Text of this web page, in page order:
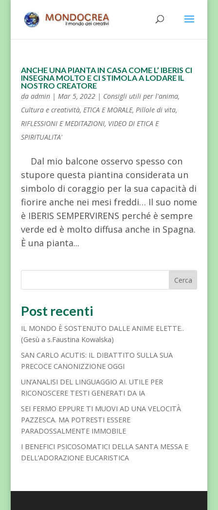
ANCHE UNA PIANTA IN CASA COME L’ IBERIS CI
INSEGNA MOLTO E CI STIMOLA A LODARE IL
NOSTRO CREATORE
da admin| Mar 5, 2022| Consigli utili per l'anima,
Cultura e creatività, ETICA E MORALE, Pillole di vita,
RIFLESSIONI E MEDITAZIONI, VIDEO DI ETICA E
SPIRITUALITA'
Dal mio balcone osservo spesso con
stupore questa piantina considerata un
simbolo di coraggio per la sua capacità di
fiorire anche nei mesi freddi… Il suo nome
è IBERIS SEMPERVIRENS perché è sempre
verde ed è molto diffusa anche in Spagna.
È una pianta...
Cerca
Post recenti
IL MONDO È SOSTENUTO DALLE ANIME ELETTE..
(Gesù a s.Faustina Kowalska)
SAN CARLO ACUTIS: IL DIBATTITO SULLA SUA
PRECOCE CANONIZZIONE OGGI
UN’ANALISI DEL LINGUAGGIO AI. UTILE PER
RICONOSCERE TESTI GENERATI DA IA
SEI FERMO EPPURE TI MUOVI AD UNA VELOCITÀ
PAZZESCA. MA POTRESTI ESSERE
PARADOSSALMENTE IMMOBILE
I BENEFICI PSICOSOMATICI DELLA SANTA MESSA E
DELL’ADORAZIONE EUCARISTICA